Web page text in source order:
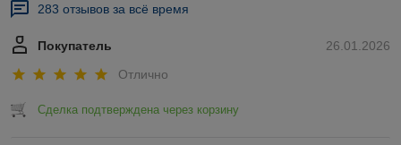
283 отзывов за всё время
26.01.2026
Покупатель
Отлично
Сделка подтверждена через корзину